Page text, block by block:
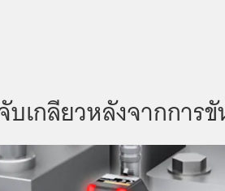
บเกลียวหลังจากการขั